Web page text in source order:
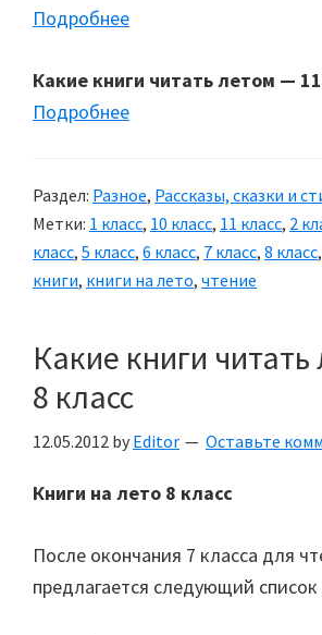
Подробнее
Какие книги читать летом —
Подробнее
Раздел: Разное, Рассказы, сказки и
Метки: 1 класс, 10 класс, 11 класс, 2
класс, 5 класс, 6 класс, 7 класс, 8 класс,
книги, книги на лето, чтение
Какие книги
8 класс
12.05.2012 by Editor Оставьте
Книги на лето 8 класс
После окончания 7 класса для
предлагается следующий